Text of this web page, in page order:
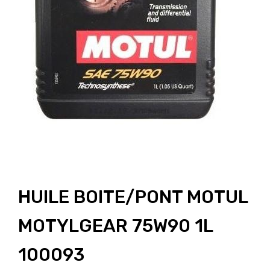
HUILE BOITE/PONT MOTUL
MOTYLGEAR 75W90 1L
100093